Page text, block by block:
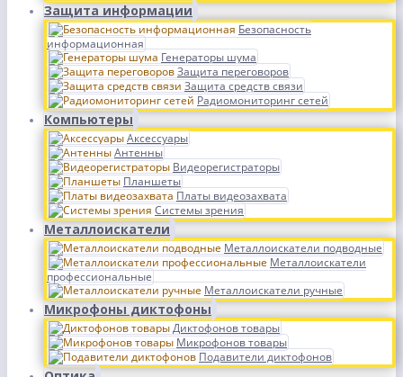
Защита информации
Безопасность
информационная
Генераторы шума
Защита переговоров
Защита средств связи
Радиомониторинг сетей
Компьютеры
Аксессуары
Антенны
Видеорегистраторы
Планшеты
Платы видеозахвата
Системы зрения
Металлоискатели
Металлоискатели подводные
Металлоискатели
профессиональные
Металлоискатели ручные
Микрофоны диктофоны
Диктофонов товары
Микрофонов товары
Подавители диктофонов